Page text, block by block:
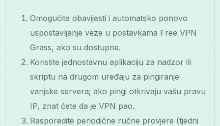
Omogućite obavijesti i automatsko ponovo
uspostavljanje veze u postavkama Free VPN
Grass, ako su dostupne.
Koristite jednostavnu aplikaciju za nadzor ili
skriptu na drugom uređaju za pingiranje
vanjske servera; ako pingi otkrivaju vašu pravu
IP, znat ćete da je VPN pao.
Rasporedite periodične ručne provjere (tjedni